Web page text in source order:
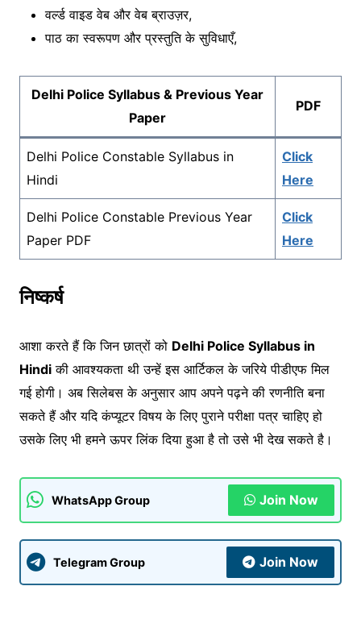
वर्ल्ड वाइड वेब और वेब ब्राउज़र,
पाठ का स्वरूपण और प्रस्तुति के सुविधाएँ,
Delhi Police Syllabus & Previous Year
Paper
PDF
Delhi Police Constable Syllabus in
Hindi
Click
Here
Delhi Police Constable Previous Year
Paper PDF
Click
Here
निष्कर्ष
आशा करते हैं कि जिन छात्रों को Delhi Police Syllabus in
Hindi की आवश्यकता थी उन्हें इस आर्टिकल के जरिये पीडीएफ मिल
गई होगी। अब सिलेबस के अनुसार आप अपने पढ़ने की रणनीति बना
सकते हैं और यदि कंप्यूटर विषय के लिए पुराने परीक्षा पत्र चाहिए हो
उसके लिए भी हमने ऊपर लिंक दिया हुआ है तो उसे भी देख सकते है।
WhatsApp Group Join Now
Telegram Group Join Now